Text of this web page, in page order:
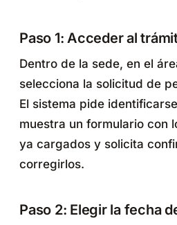
Paso 1: Acceder al
Dentro de la sede, en el
selecciona la solicitud de
El sistema pide
muestra un formulario con
ya cargados y solicita
corregirlos.
Paso 2: Elegir la fecha